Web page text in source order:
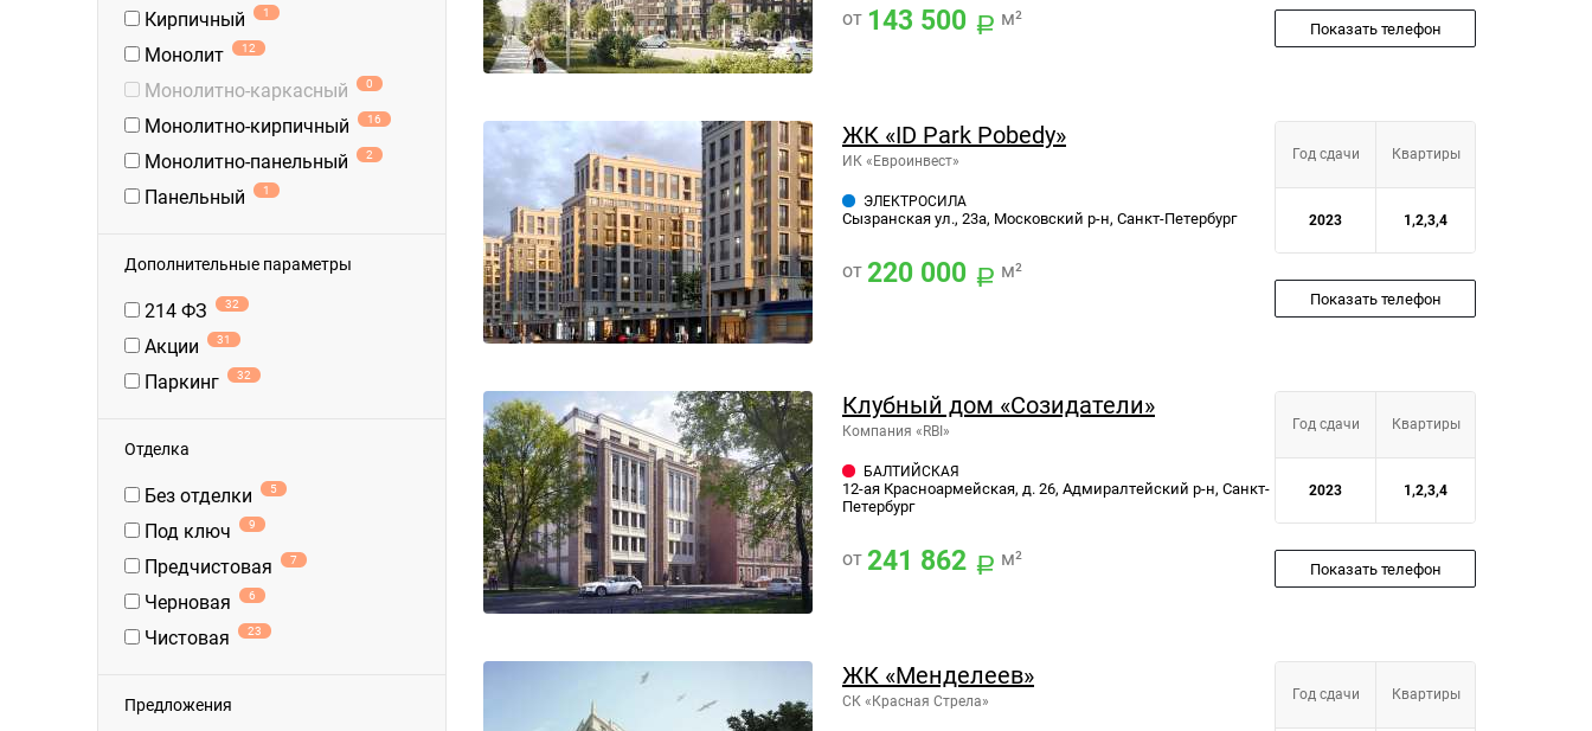
Кирпичный 1
Монолит 12
Монолитно-каркасный 0
Монолитно-кирпичный 16
Монолитно-панельный 2
Панельный 1
Дополнительные параметры
214 ФЗ 32
Акции 31
Паркинг 32
Отделка
Без отделки 5
Под ключ 9
Предчистовая 7
Черновая 6
Чистовая 23
Предложения
от 143 500 м² Показать телефон
ЖК «ID Park Pobedy»
ИК «Евроинвест»
ЭЛЕКТРОСИЛА
Сызранская ул., 23а, Московский р-н, Санкт-Петербург
от 220 000 м²
Год сдачи Квартиры
2023 1,2,3,4
Показать телефон
Клубный дом «Созидатели»
Компания «RBI»
БАЛТИЙСКАЯ
12-ая Красноармейская, д. 26, Адмиралтейский р-н, Санкт-
Петербург
от 241 862 м²
Год сдачи Квартиры
2023 1,2,3,4
Показать телефон
ЖК «Менделеев»
СК «Красная Стрела» Год сдачи Квартиры